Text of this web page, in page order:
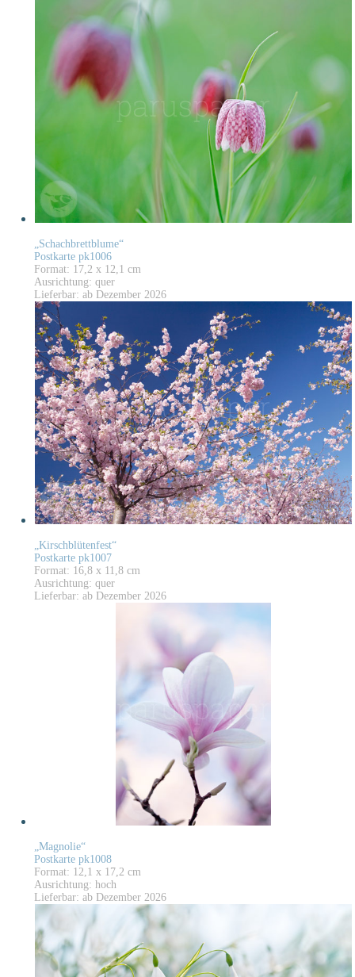
„Schachbrettblume“
Postkarte pk1006
Format: 17,2 x 12,1 cm
Ausrichtung: quer
Lieferbar: ab Dezember 2026
„Kirschblütenfest“
Postkarte pk1007
Format: 16,8 x 11,8 cm
Ausrichtung: quer
Lieferbar: ab Dezember 2026
„Magnolie“
Postkarte pk1008
Format: 12,1 x 17,2 cm
Ausrichtung: hoch
Lieferbar: ab Dezember 2026